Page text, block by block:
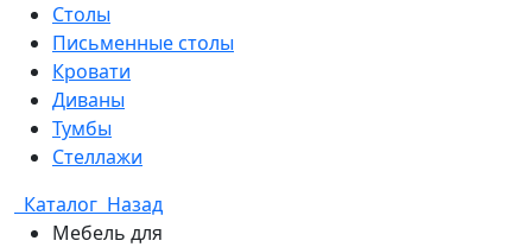
Столы
Письменные столы
Кровати
Диваны
Тумбы
Стеллажи
Каталог Назад
Мебель для